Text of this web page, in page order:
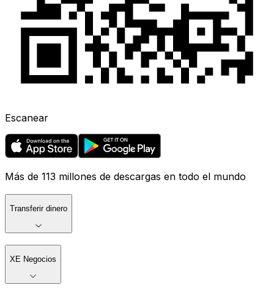
Escanear
Más de 113 millones de descargas en todo el mundo
Transferir dinero
XE Negocios